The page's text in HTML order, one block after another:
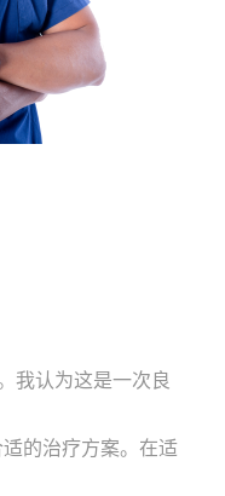
我认为这是一次良
的治疗方案。在适